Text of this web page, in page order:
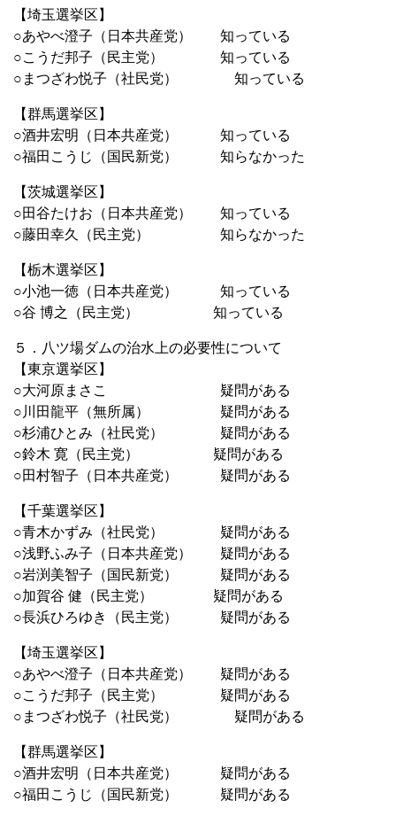
【埼玉選挙区】
○あやべ澄子（日本共産党） 知っている
○こうだ邦子（民主党） 知っている
○まつざわ悦子（社民党） 知っている
【群馬選挙区】
○酒井宏明（日本共産党） 知っている
○福田こうじ（国民新党） 知らなかった
【茨城選挙区】
○田谷たけお（日本共産党） 知っている
○藤田幸久（民主党） 知らなかった
【栃木選挙区】
○小池一徳（日本共産党） 知っている
○谷 博之（民主党） 知っている
５．八ツ場ダムの治水上の必要性について
【東京選挙区】
○大河原まさこ 疑問がある
○川田龍平（無所属） 疑問がある
○杉浦ひとみ（社民党） 疑問がある
○鈴木 寛（民主党） 疑問がある
○田村智子（日本共産党） 疑問がある
【千葉選挙区】
○青木かずみ（社民党） 疑問がある
○浅野ふみ子（日本共産党） 疑問がある
○岩渕美智子（国民新党） 疑問がある
○加賀谷 健（民主党） 疑問がある
○長浜ひろゆき（民主党） 疑問がある
【埼玉選挙区】
○あやべ澄子（日本共産党） 疑問がある
○こうだ邦子（民主党） 疑問がある
○まつざわ悦子（社民党） 疑問がある
【群馬選挙区】
○酒井宏明（日本共産党） 疑問がある
○福田こうじ（国民新党） 疑問がある